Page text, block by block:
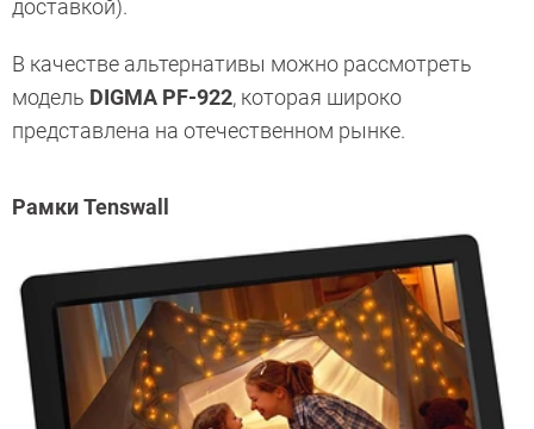
доставкой).
В качестве альтернативы можно рассмотреть
модель DIGMA PF-922, которая широко
представлена на отечественном рынке.
Рамки Tenswall